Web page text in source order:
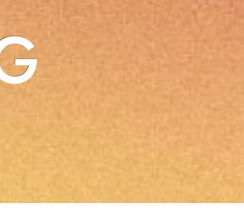
東海歯科医療専門学校